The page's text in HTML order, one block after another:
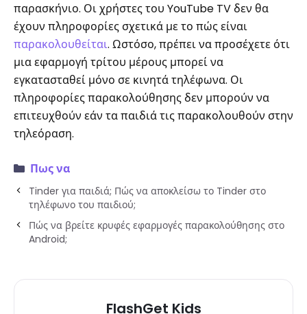
παρασκήνιο. Οι χρήστες του YouTube TV δεν θα
έχουν πληροφορίες σχετικά με το πώς είναι
παρακολουθείται. Ωστόσο, πρέπει να προσέχετε ότι
μια εφαρμογή τρίτου μέρους μπορεί να
εγκατασταθεί μόνο σε κινητά τηλέφωνα. Οι
πληροφορίες παρακολούθησης δεν μπορούν να
επιτευχθούν εάν τα παιδιά τις παρακολουθούν στην
τηλεόραση.
Πως να
Tinder για παιδιά; Πώς να αποκλείσω το Tinder στο
τηλέφωνο του παιδιού;
Πώς να βρείτε κρυφές εφαρμογές παρακολούθησης στο
Android;
FlashGet Kids